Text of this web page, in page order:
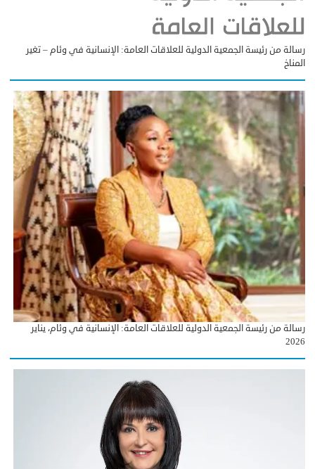
رسالة من رئيسة الجمعية الدولية للعلاقات العامة: الإنسانية في وئام – تغير
المناخ
رسالة من رئيسة الجمعية الدولية للعلاقات العامة: الإنسانية في وئام، يناير
2026